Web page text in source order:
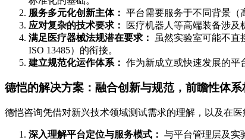
服务多元化创新主体： 平台需要服务于不同背景（
应对复杂的技术要求：
医疗机器人等高端装备涉及
满足医疗器械法规潜在要求：
虽然实验室可能不直
ISO 13485）的衔接。
建立规范化运作体系： 作为新成立或快速发展的平
德恺的解决方案：融合创新与规范，前瞻性体系
德恺咨询凭借对新兴技术领域测试需求的理解，以及在
深入理解平台定位与服务模式： 与平台管理层及实